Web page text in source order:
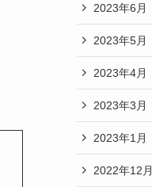
2023年6月
2023年5月
2023年4月
2023年3月
2023年1月
2022年12月